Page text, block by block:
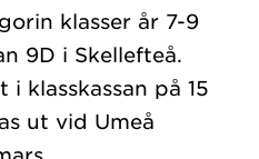
klasser år 7-9
9D i Skellefteå.
klasskassan på 15
ut vid Umeå